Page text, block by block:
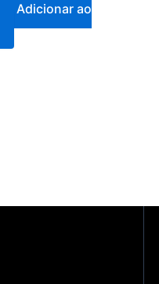
Adicionar ao